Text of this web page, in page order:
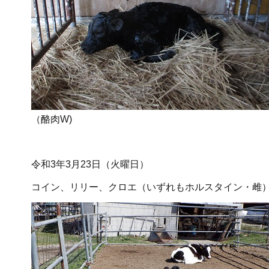
（酪肉W)
令和3年3月23日（火曜日）
コイン、リリー、クロエ（いずれもホルスタイン・雌